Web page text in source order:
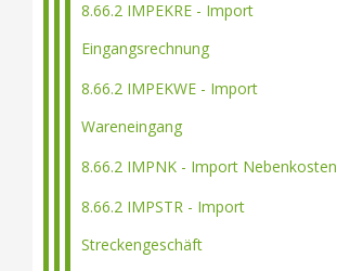
8.66.2 IMPEKRE - Import
Eingangsrechnung
8.66.2 IMPEKWE - Import
Wareneingang
8.66.2 IMPNK - Import Nebenkosten
8.66.2 IMPSTR - Import
Streckengeschäft